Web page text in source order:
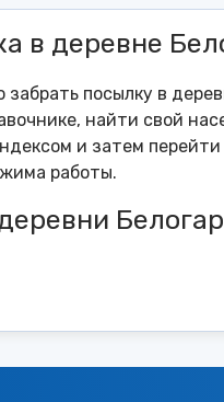
в деревне
посылку в
найти свой
и затем
работы.